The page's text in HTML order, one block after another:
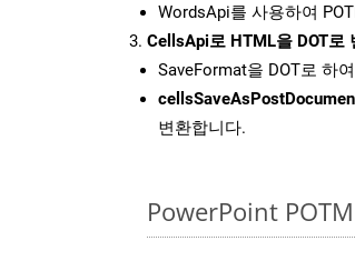
WordsApi를 사용하여
CellsApi로 HTML을 DOT로
SaveFormat을 DOT로 하
변환합니다.
PowerPoint